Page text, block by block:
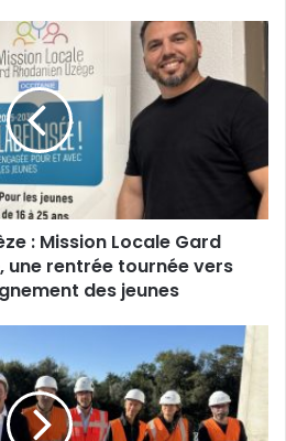
: Mission Locale Gard
une rentrée tournée vers
des jeunes